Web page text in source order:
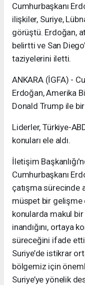
Cumhurbaşkanı
ilişkiler, Suriye,
görüştü. Erdoğan,
belirtti ve San
taziyelerini iletti.
ANKARA (İGFA) -
Erdoğan, Amerika
Donald Trump ile
Liderler, Türkiye-
konuları ele aldı.
İletişim
Cumhurbaşkanı
çatışma sürecinde
müspet bir gelişme
konularda makul
inandığını, ortaya
süreceğini ifade
Suriye’de istikrar
bölgemiz için
Suriye’ye yönelik